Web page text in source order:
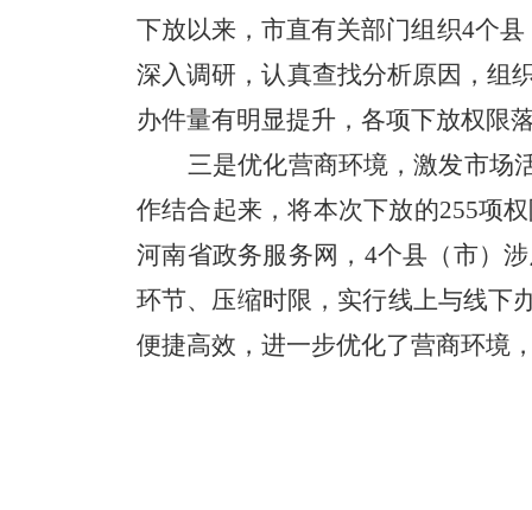
下放以来，市直有关部门组织4个
深入调研，认真查找分析原因，组
办件量有明显提升，各项下放权限
三是优化营商环境，激发市场
作结合起来，将本次下放的255项
河南省政务服务网，4个县（市）
环节、压缩时限，实行线上与线下
便捷高效，进一步优化了营商环境